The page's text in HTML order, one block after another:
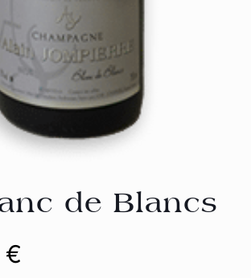
de Blancs
€